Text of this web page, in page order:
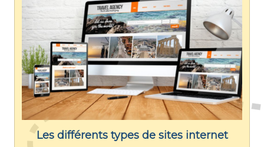
Les différents types de sites internet